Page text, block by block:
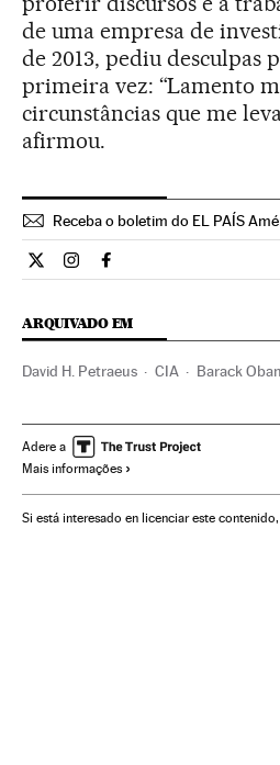
de uma empresa de
de 2013, pediu desculpas
primeira vez: “Lamento
circunstâncias que me
afirmou.
Receba o boletim do EL PAÍS
Internacional El País Brasil en
Internacional El País Brasil
Internacional El País
ARQUIVADO EM
David H. Petraeus CIA Barack
Segurança nacional Espionagem
Força segurança
Adere a
Mais informações
Si está interesado en licenciar este